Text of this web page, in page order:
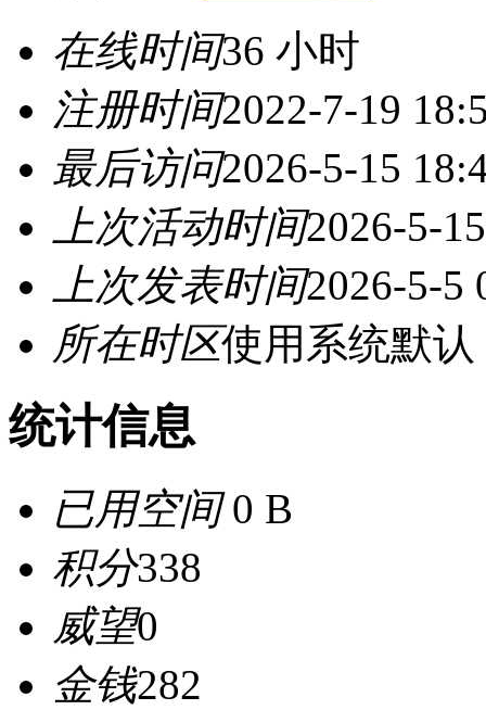
在线时间36 小时
注册时间2022-7-19
最后访问2026-5-15
上次活动时间2026-5-
上次发表时间2026-5-5
所在时区使用系统默认
统计信息
已用空间0 B
积分338
威望0
金钱282